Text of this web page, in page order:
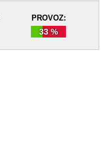
PROVOZ:
33 %